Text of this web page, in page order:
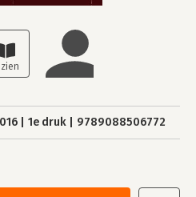
1e druk 9789088506772